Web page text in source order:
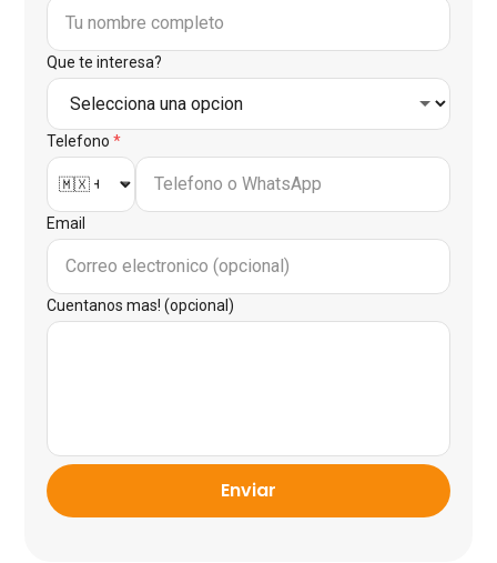
Que te interesa?
Telefono *
Email
Cuentanos mas! (opcional)
Enviar